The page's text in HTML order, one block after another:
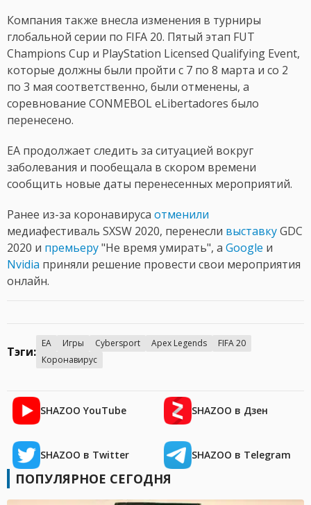
Компания также внесла изменения в турниры
глобальной серии по FIFA 20. Пятый этап FUT
Champions Cup и PlayStation Licensed Qualifying Event,
которые должны были пройти с 7 по 8 марта и со 2
по 3 мая соответственно, были отменены, а
соревнование CONMEBOL eLibertadores было
перенесено.
EA продолжает следить за ситуацией вокруг
заболевания и пообещала в скором времени
сообщить новые даты перенесенных мероприятий.
Ранее из-за коронавируса отменили
медиафестиваль SXSW 2020, перенесли выставкуGDC
2020 и премьеру"Не время умирать", а Google и
Nvidia приняли решение провести свои мероприятия
онлайн.
Тэги:
EA Игры Cybersport Apex Legends
FIFA 20
Коронавирус
SHAZOO YouTube SHAZOO в Дзен
SHAZOO в Twitter SHAZOO в Telegram
ПОПУЛЯРНОЕ СЕГОДНЯ